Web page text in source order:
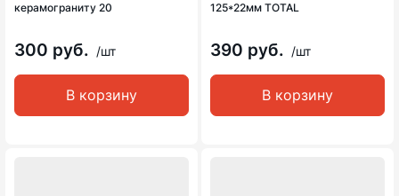
керамограниту 20
300 руб. /шт
В корзину
125*22мм TOTAL
390 руб. /шт
В корзину